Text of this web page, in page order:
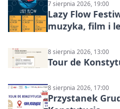
7 sierpnia 2026, 19:00
Lazy Flow
muzyka, film i
8 sierpnia 2026, 13:00
Tour de
8 sierpnia 2026, 17:00
Przystanek